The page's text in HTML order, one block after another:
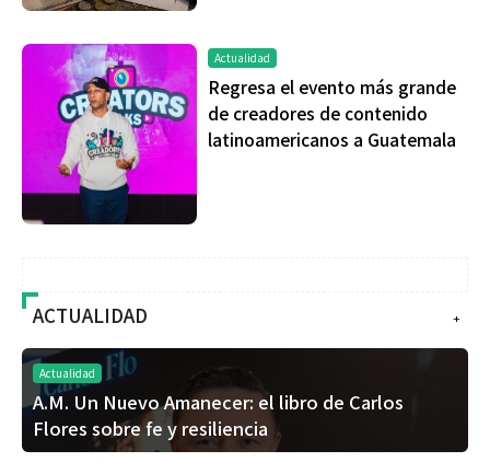
Actualidad
Regresa el evento más grande
de creadores de contenido
latinoamericanos a Guatemala
+
ACTUALIDAD
Actualidad
A.M. Un Nuevo Amanecer: el libro de Carlos
Flores sobre fe y resiliencia